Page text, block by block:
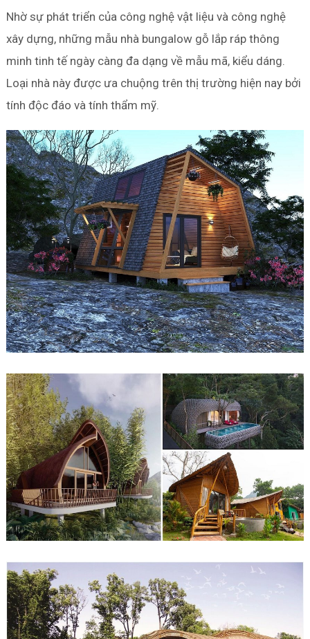
Nhờ sự phát triển của công nghệ vật liệu và công nghệ
xây dựng, những mẫu nhà bungalow gỗ lắp ráp thông
minh tinh tế ngày càng đa dạng về mẫu mã, kiểu dáng.
Loại nhà này được ưa chuộng trên thị trường hiện nay bởi
tính độc đáo và tính thẩm mỹ.